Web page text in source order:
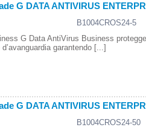
G DATA ANTIVIRUS
B1004CROS24-5
G Data AntiVirus Business
garantendo [...]
G DATA ANTIVIRUS
B1004CROS24-50